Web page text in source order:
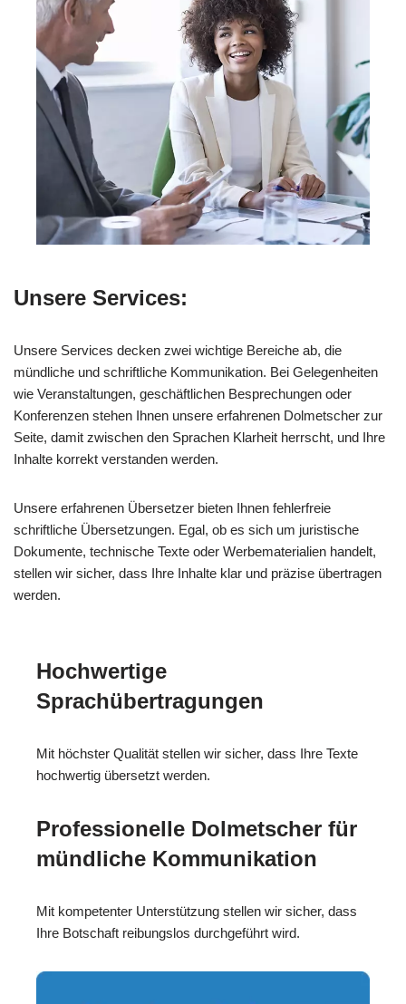
Unsere Services:
Unsere Services decken zwei wichtige Bereiche ab, die
mündliche und schriftliche Kommunikation. Bei Gelegenheiten
wie Veranstaltungen, geschäftlichen Besprechungen oder
Konferenzen stehen Ihnen unsere erfahrenen Dolmetscher zur
Seite, damit zwischen den Sprachen Klarheit herrscht, und Ihre
Inhalte korrekt verstanden werden.
Unsere erfahrenen Übersetzer bieten Ihnen fehlerfreie
schriftliche Übersetzungen. Egal, ob es sich um juristische
Dokumente, technische Texte oder Werbematerialien handelt,
stellen wir sicher, dass Ihre Inhalte klar und präzise übertragen
werden.
Hochwertige
Sprachübertragungen
Mit höchster Qualität stellen wir sicher, dass Ihre Texte
hochwertig übersetzt werden.
Professionelle Dolmetscher für
mündliche Kommunikation
Mit kompetenter Unterstützung stellen wir sicher, dass
Ihre Botschaft reibungslos durchgeführt wird.